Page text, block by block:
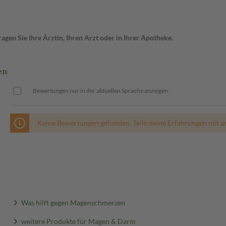
Sie Ihre Ärztin, Ihren Arzt oder in Ihrer Apotheke.
Bewertungen nur in der aktuellen Sprache anzeigen.
Keine Bewertungen gefunden. Teile deine Erfahrungen mit
Was hilft gegen Magenschmerzen
weitere Produkte für Magen & Darm